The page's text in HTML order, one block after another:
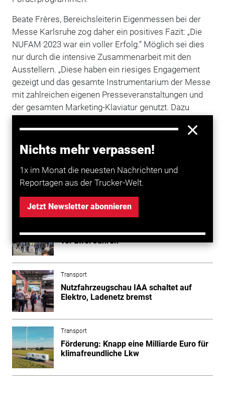
Nichts mehr verpassen!
1x im Monat die neuesten Nachrichten und
Reportagen aus der Trucker-Welt.
Jetzt Newsletter abonnieren
Beate Frères, Bereichsleiterin Eigenmessen bei der
Messe Karlsruhe zog daher ein positives Fazit: „Die
NUFAM 2023 war ein voller Erfolg.“ Möglich sei dies
nur durch die intensive Zusammenarbeit mit den
Ausstellern. „Diese haben ein riesiges Engagement
gezeigt und das gesamte Instrumentarium der Messe
mit zahlreichen eigenen Presseveranstaltungen und
der gesamten Marketing-Klaviatur genutzt. Dazu
Und ich freue mich, dass viele schon ihre Zusage für
die kommende Nutzfahrzeugmesse in zwei Jahren
gegeben haben“, sagte Beate Frères.
Transport
IAA Transportation: Mehr Aussteller als
vor zwei Jahren
Transport
Nutzfahrzeugschau IAA schaltet auf
Elektro, Ladenetz bremst
Transport
Förderung: Knapp eine Milliarde Euro für
klimafreundliche Lkw